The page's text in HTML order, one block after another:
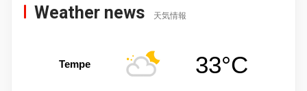
Weather news 天気情報
Tempe 33°C